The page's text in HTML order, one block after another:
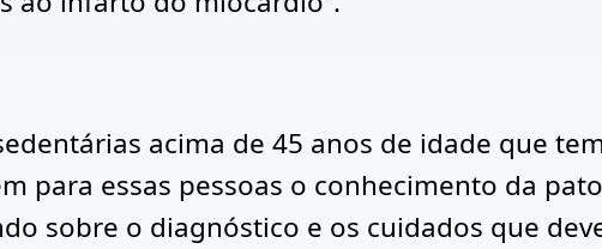
acima de 45 anos de idade que
para essas pessoas o conhecimento da
sobre o diagnóstico e os cuidados que